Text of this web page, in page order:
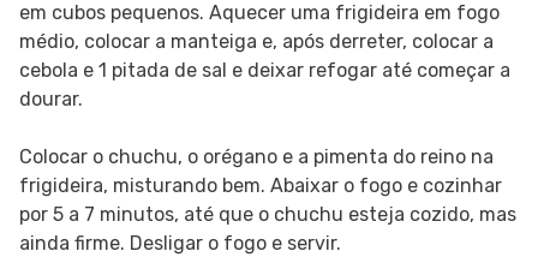
em cubos pequenos. Aquecer uma frigideira em fogo
médio, colocar a manteiga e, após derreter, colocar a
cebola e 1 pitada de sal e deixar refogar até começar a
dourar.
Colocar o chuchu, o orégano e a pimenta do reino na
frigideira, misturando bem. Abaixar o fogo e cozinhar
por 5 a 7 minutos, até que o chuchu esteja cozido, mas
ainda firme. Desligar o fogo e servir.